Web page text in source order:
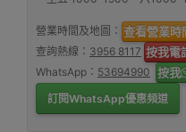
營業時間及地圖： 查看營業時
查詢熱線： 3956 8117 按我電
WhatsApp： 53694990 按我
訂閱WhatsApp優惠頻道